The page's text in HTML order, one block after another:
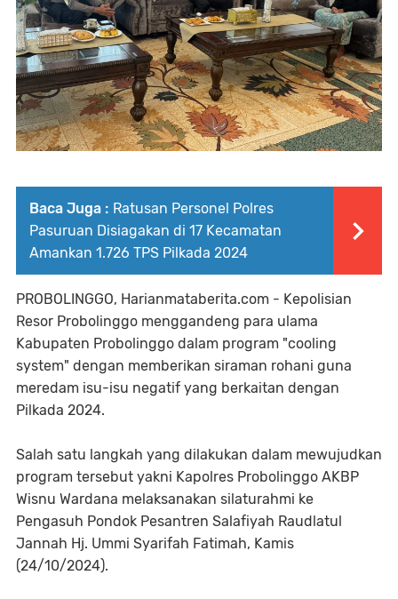
Baca Juga : Ratusan Personel Polres
Pasuruan Disiagakan di 17 Kecamatan
Amankan 1.726 TPS Pilkada 2024
PROBOLINGGO, Harianmataberita.com - Kepolisian
Resor Probolinggo menggandeng para ulama
Kabupaten Probolinggo dalam program "cooling
system" dengan memberikan siraman rohani guna
meredam isu-isu negatif yang berkaitan dengan
Pilkada 2024.
Salah satu langkah yang dilakukan dalam mewujudkan
program tersebut yakni Kapolres Probolinggo AKBP
Wisnu Wardana melaksanakan silaturahmi ke
Pengasuh Pondok Pesantren Salafiyah Raudlatul
Jannah Hj. Ummi Syarifah Fatimah, Kamis
(24/10/2024).